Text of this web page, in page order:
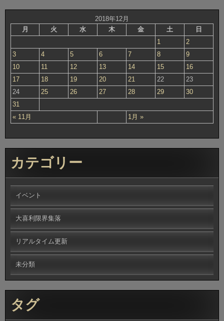
2018年12月
月
火 水 木 金 土 日
« 11月 1月 »
1
2
3
4 5 6 7 8
9
10
11 12 13 14 15
16
17
18 19 20 21 22
23
24
25 26 27 28 29
30
31
カテゴリー
イベント
大喜利限界集落
リアルタイム更新
未分類
タグ